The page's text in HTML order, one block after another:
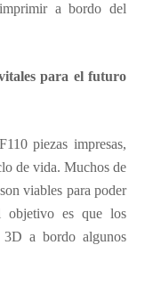
a bordo del
para el futuro
piezas impresas,
de vida. Muchos de
viables para poder
objetivo es que los
a bordo algunos